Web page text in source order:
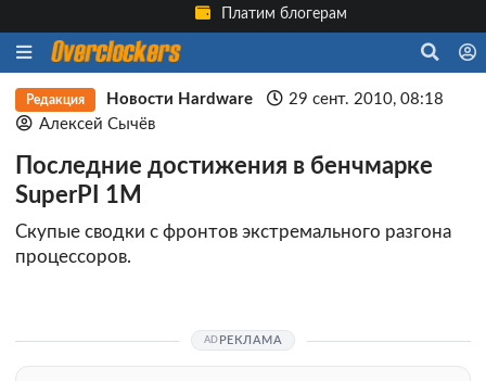
Платим блогерам
Редакция Новости Hardware
29 сент. 2010, 08:18
Алексей Сычёв
Последние достижения в бенчмарке
SuperPI 1M
Скупые сводки с фронтов экстремального разгона
процессоров.
РЕКЛАМА